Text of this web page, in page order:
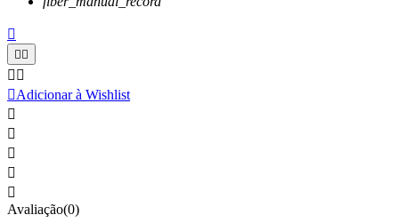

 
 
Adicionar à Wishlist





Avaliação(0)